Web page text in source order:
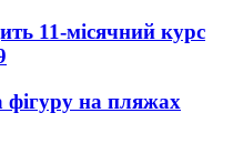
11-місячний курс
фігуру на пляжах